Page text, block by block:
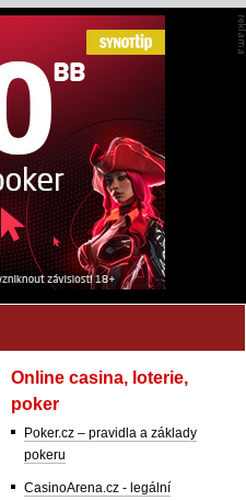
Online casina, loterie,
poker
Poker.cz – pravidla a základy
pokeru
CasinoArena.cz - legální